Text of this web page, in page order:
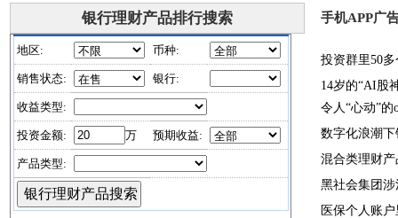
银行理财产品排行搜索
手机APP广
投资群里50多
14岁的“AI股
令人“心动”的
数字化浪潮下
混合类理财产
黑社会集团 涉
医保个人账